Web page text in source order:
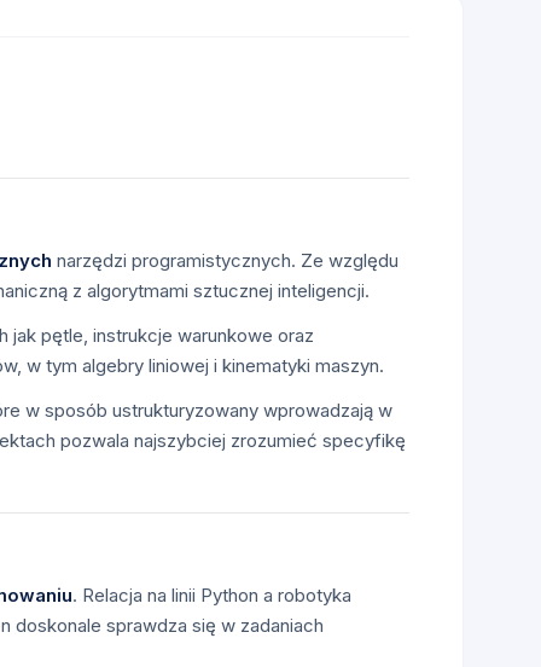
narzędzi programistycznych. Ze względu
z algorytmami sztucznej inteligencji.
jak pętle, instrukcje warunkowe oraz
w tym algebry liniowej i kinematyki maszyn.
w sposób ustrukturyzowany wprowadzają w
pozwala najszybciej zrozumieć specyfikę
. Relacja na linii Python a robotyka
sprawdza się w zadaniach